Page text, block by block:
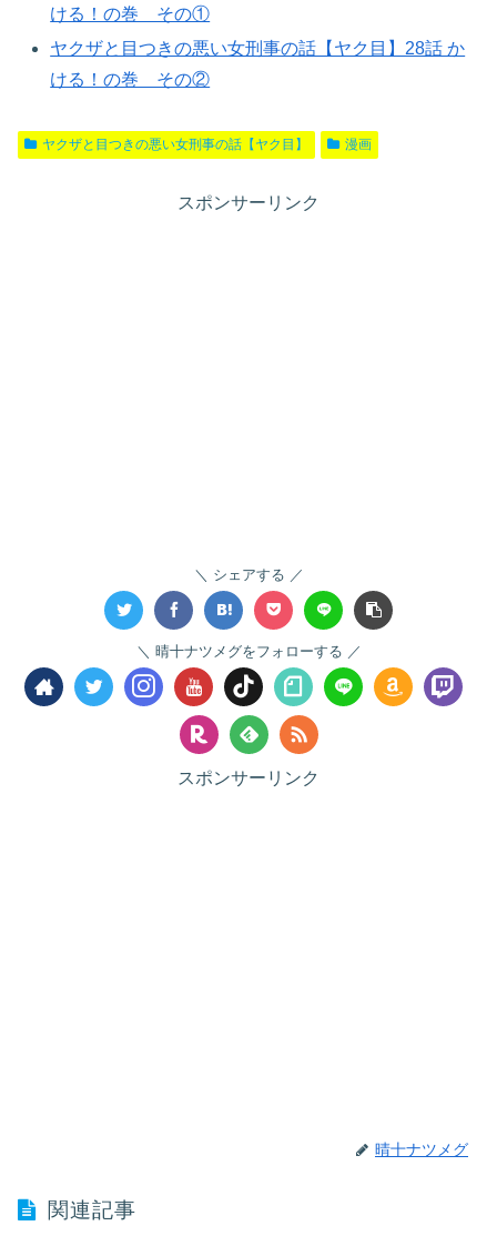
ける！の巻 その①
ヤクザと目つきの悪い女刑事の話【ヤク目】28話 か
ける！の巻 その②
ヤクザと目つきの悪い女刑事の話【ヤク目】 漫画
スポンサーリンク
シェアする
晴十ナツメグをフォローする
スポンサーリンク
晴十ナツメグ
関連記事